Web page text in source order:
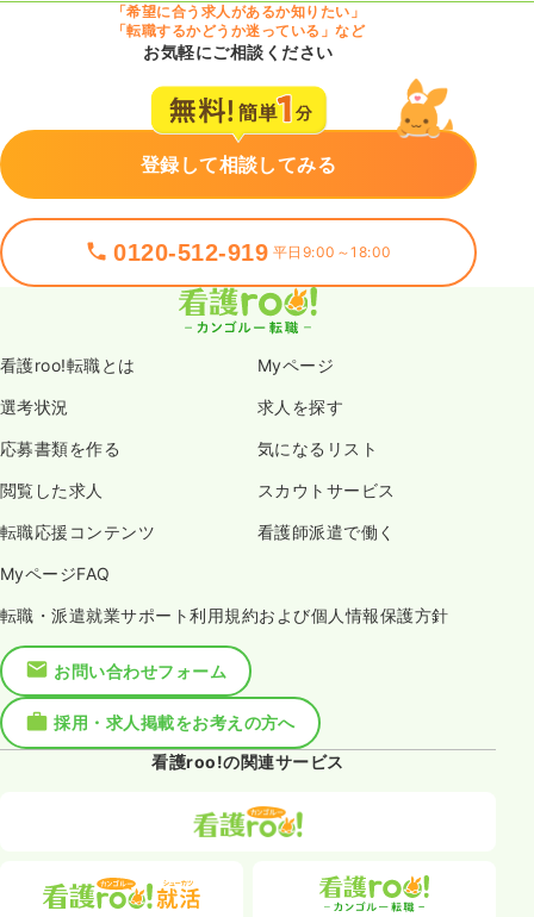
「希望に合う求人があるか知りたい」
「転職するかどうか迷っている」など
お気軽にご相談ください
登録して相談してみる
0120-512-919 平日9:00～18:00
看護roo!転職とは Myページ
選考状況 求人を探す
応募書類を作る 気になるリスト
閲覧した求人 スカウトサービス
転職応援コンテンツ 看護師派遣で働く
MyページFAQ
転職・派遣就業サポート利用規約および個人情報保護方針
お問い合わせフォーム
採用・求人掲載をお考えの方へ
看護roo!の関連サービス